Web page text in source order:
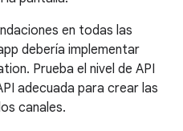
en todas las
debería implementar
Prueba el nivel de API
adecuada para crear las
canales.